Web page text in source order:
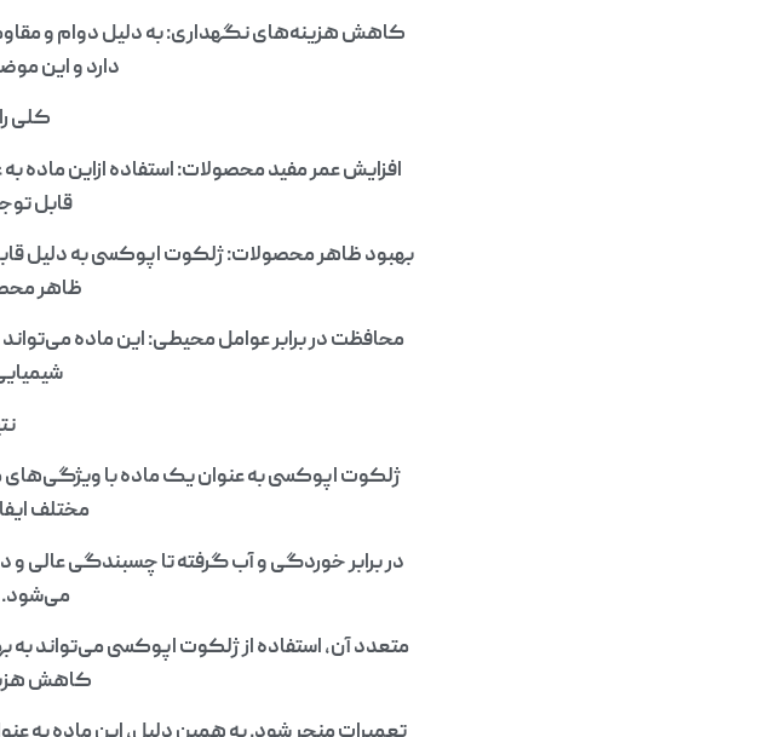
کاهش هزینه‌های نگهداری: به دلیل دوام و
دارد و این
کلی
افزایش عمر مفید محصولات: استفاده ازاین ماده
قابل
بهبود ظاهر محصولات: ژلکوت اپوکسی به دلیل
ظاهر
ژلکوت اپوکسی به عنوان یک ماده با
مختلف
در برابر خوردگی و آب گرفته تا چسبندگی عالی و
می‌شود.
متعدد آن، استفاده از ژلکوت اپوکسی می‌تواند
کاهش